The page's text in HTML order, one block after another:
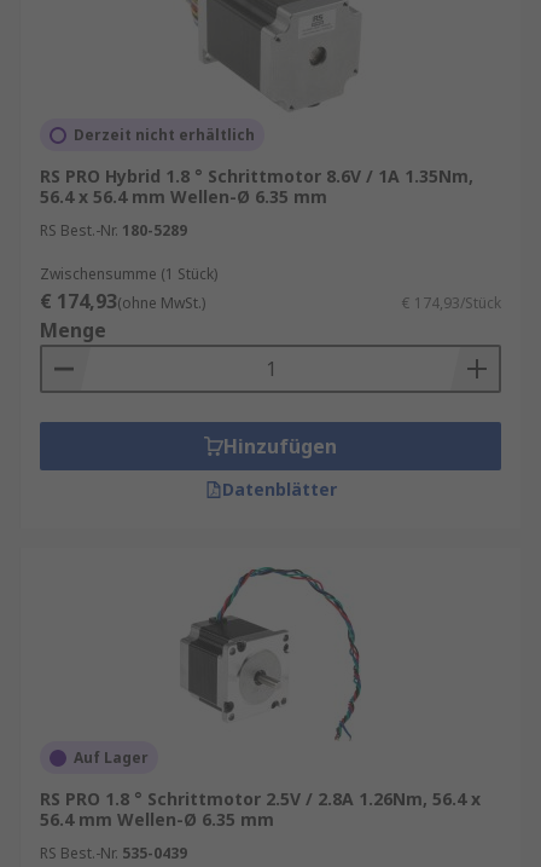
Derzeit nicht erhältlich
RS PRO Hybrid 1.8 ° Schrittmotor 8.6V / 1A 1.35Nm,
56.4 x 56.4 mm Wellen-Ø 6.35 mm
RS Best.-Nr. 180-5289
Zwischensumme (1 Stück)
€ 174,93(ohne MwSt.) € 174,93/Stück
Menge
Hinzufügen
Datenblätter
Auf Lager
RS PRO 1.8 ° Schrittmotor 2.5V / 2.8A 1.26Nm, 56.4 x
56.4 mm Wellen-Ø 6.35 mm
RS Best.-Nr. 535-0439